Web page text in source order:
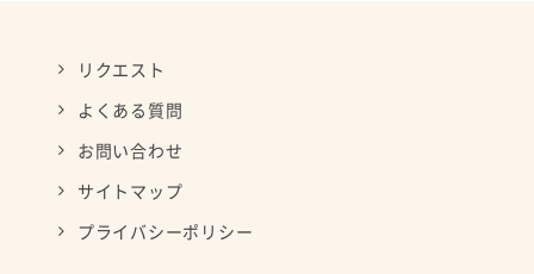
リクエスト
よくある質問
お問い合わせ
サイトマップ
プライバシーポリシー